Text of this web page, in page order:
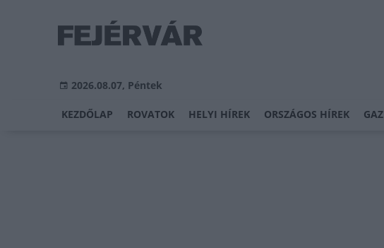
2026.08.07, Péntek
KEZDŐLAP ROVATOK HELYI HÍREK ORSZÁGOS HÍREK